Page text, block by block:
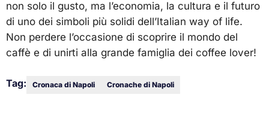
non solo il gusto, ma l’economia, la cultura e il futuro
di uno dei simboli più solidi dell’Italian way of life.
Non perdere l’occasione di scoprire il mondo del
caffè e di unirti alla grande famiglia dei coffee lover!
Tag: Cronaca di Napoli Cronache di Napoli